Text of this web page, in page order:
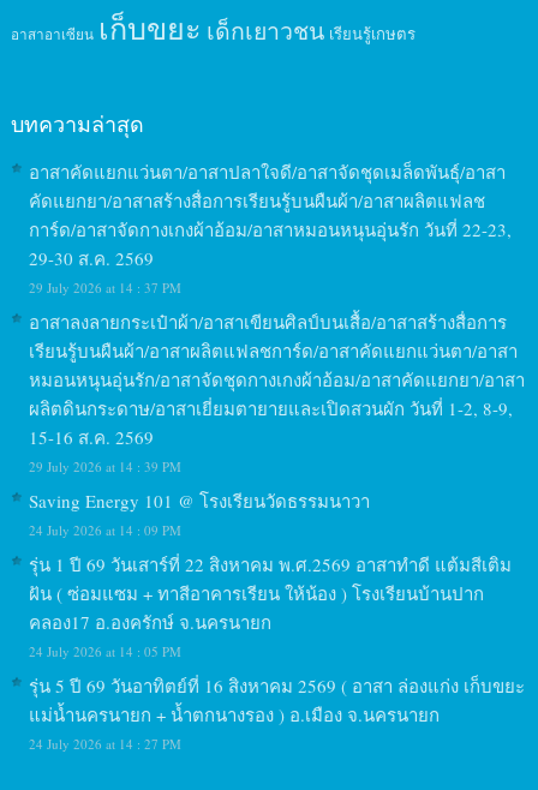
อาสาอาเซียน เก็บขยะ เด็กเยาวชน เรียนรู้เกษตร
บทความล่าสุด
อาสาคัดแยกแว่นตา/อาสาปลาใจดี/อาสาจัดชุดเมล็ดพันธุ์/อาสา
คัดแยกยา/อาสาสร้างสื่อการเรียนรู้บนผืนผ้า/อาสาผลิตแฟลช
การ์ด/อาสาจัดกางเกงผ้าอ้อม/อาสาหมอนหนุนอุ่นรัก วันที่ 22-23,
29-30 ส.ค. 2569
29 July 2026 at 14 : 37 PM
อาสาลงลายกระเป๋าผ้า/อาสาเขียนศิลป์บนเสื้อ/อาสาสร้างสื่อการ
เรียนรู้บนผืนผ้า/อาสาผลิตแฟลชการ์ด/อาสาคัดแยกแว่นตา/อาสา
หมอนหนุนอุ่นรัก/อาสาจัดชุดกางเกงผ้าอ้อม/อาสาคัดแยกยา/อาสา
ผลิตดินกระดาษ/อาสาเยี่ยมตายายและเปิดสวนผัก วันที่ 1-2, 8-9,
15-16 ส.ค. 2569
29 July 2026 at 14 : 39 PM
Saving Energy 101 @ โรงเรียนวัดธรรมนาวา
24 July 2026 at 14 : 09 PM
รุ่น 1 ปี 69 วันเสาร์ที่ 22 สิงหาคม พ.ศ.2569 อาสาทำดี แต้มสีเติม
ฝัน ( ซ่อมแซม + ทาสีอาคารเรียน ให้น้อง ) โรงเรียนบ้านปาก
คลอง17 อ.องครักษ์ จ.นครนายก
24 July 2026 at 14 : 05 PM
รุ่น 5 ปี 69 วันอาทิตย์ที่ 16 สิงหาคม 2569 ( อาสา ล่องแก่ง เก็บขยะ
แม่น้ำนครนายก + น้ำตกนางรอง ) อ.เมือง จ.นครนายก
24 July 2026 at 14 : 27 PM